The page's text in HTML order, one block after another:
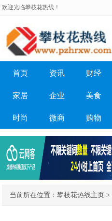
欢迎光临攀枝花热线！
首页 资讯 财经
家居 企业 美食
时尚 微商 购物
当前所在位置：攀枝花热线主页 >